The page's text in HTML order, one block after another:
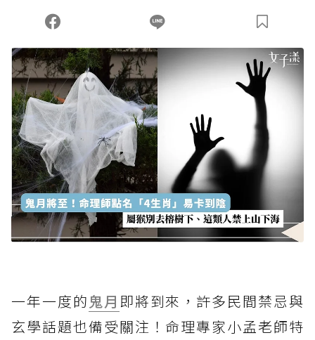
您當前剩餘 U 利點數：0點；前往 購買點數
一年一度的鬼月 即將到來，許多民間禁忌與
玄學話題也備受關注！命理專家小孟老師特